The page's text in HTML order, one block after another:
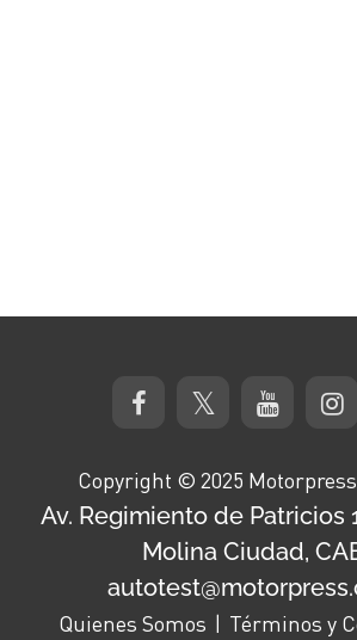
Copyright © 2025
Av. Regimiento de Patricios
Molina Ciudad,
Quienes Somos
Términos y